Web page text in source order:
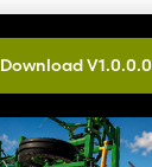
Download V1.0.0.0